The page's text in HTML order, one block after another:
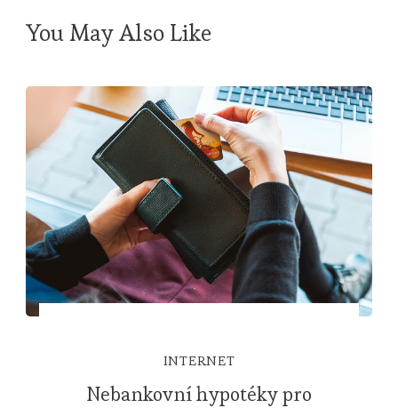
You May Also Like
INTERNET
Nebankovní hypotéky pro